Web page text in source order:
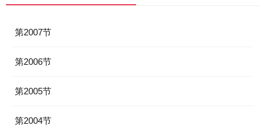
第2007节
第2006节
第2005节
第2004节